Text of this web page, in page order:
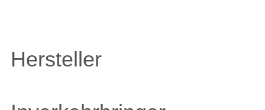
Hersteller